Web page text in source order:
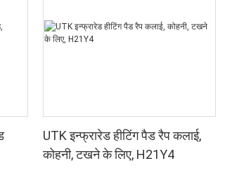
UTK इन्फ्रारेड हीटिंग पैड रैप कलाई,
कोहनी, टखने के लिए, H21Y4